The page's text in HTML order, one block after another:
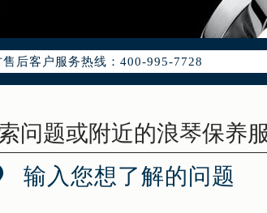
后客户服务热线：400-995-7728
400-995-7728，服务覆盖中国大陆、香港
心最新网点地址：
东方广场写字楼W3座6层602室（需提前预
号天津国际金融中心写字楼26层2603室（需
汇中心写字楼2座37层3705室（需提前预约）
输入您想了解的问题